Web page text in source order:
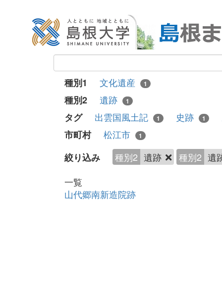
種別1 文化遺産 1
種別2 遺跡 1
タグ 出雲国風土記 1 史跡 1
市町村
松江市 1
絞り込み 種別2 遺跡 種別2 遺
一覧
山代郷南新造院跡